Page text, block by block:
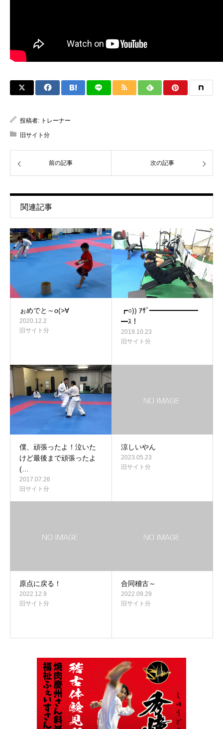
投稿者: トレーナー
旧サイト分
前の記事 次の記事
関連記事
ぉめでと～o(>∀
2020.12.2
旧サイト分
┏○)) ｱｻﾞ━━━━━━━
━ｽ！
2019.10.23
旧サイト分
僕、頑張ったよ！泣いた
けど最後まで頑張ったよ
(…
2017.07.26
旧サイト分
涼しいやん
2023.05.23
旧サイト分
原点に戻る！
2022.12.9
旧サイト分
合同稽古～
2022.09.29
旧サイト分